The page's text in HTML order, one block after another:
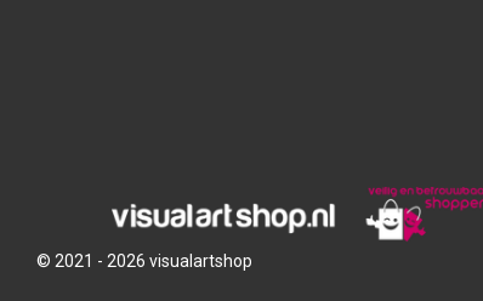
© 2021 - 2026 visualartshop